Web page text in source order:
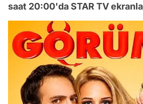
saat 20:00'da STAR TV